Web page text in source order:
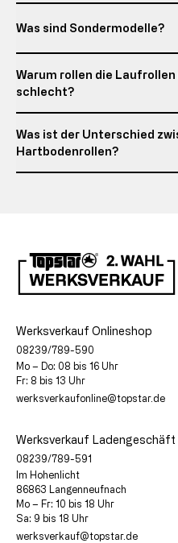
Was sind Sondermodelle?
Warum rollen die
schlecht?
Was ist der Unterschied
Hartbodenrollen?
Werksverkauf Onlineshop
08239/789-590
Mo – Do: 08 bis 16 Uhr
Fr: 8 bis 13 Uhr
werksverkaufonline@topstar.de
Werksverkauf Ladengeschäft
08239/789-591
Im Hohenlicht
86863 Langenneufnach
Mo – Fr: 10 bis 18 Uhr
Sa: 9 bis 18 Uhr
werksverkauf@topstar.de